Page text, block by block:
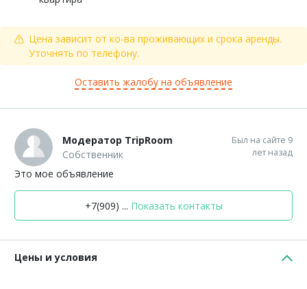
Цена зависит от ко-ва проживающих и срока аренды.
Уточнять по телефону.
Оставить жалобу на объявление
Модератор TripRoom
Собственник
Был на сайте 9
лет назад
Это мое объявление
+7(909) ... Показать контакты
Цены и условия